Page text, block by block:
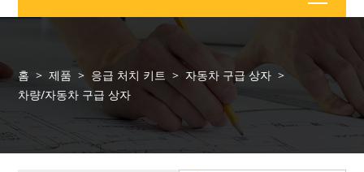
홈 > 제품 > 응급 처치 키트 > 자동차 구급 상자 >
차량/자동차 구급 상자